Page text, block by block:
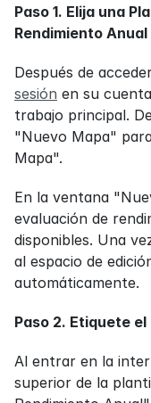
Paso 1. Elija una
Rendimiento Anual
Después de
sesión en su
trabajo principal.
"Nuevo Mapa"
Mapa".
En la ventana
evaluación de
disponibles. Una
al espacio de
automáticamente.
Paso 2. Etiquete
Al entrar en la
superior de la